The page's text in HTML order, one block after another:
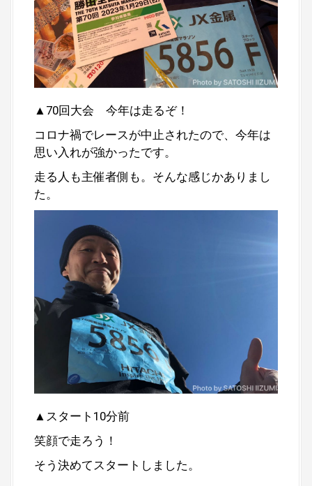
▲70回大会 今年は走るぞ！
コロナ禍でレースが中止されたので、今年は
思い入れが強かったです。
走る人も主催者側も。そんな感じかありまし
た。
▲スタート10分前
笑顔で走ろう！
そう決めてスタートしました。